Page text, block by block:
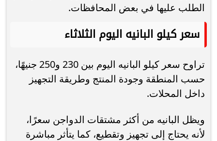
الطلب عليها في بعض المحافظات.
سعر كيلو البانيه اليوم الثلاثاء
تراوح سعر كيلو البانيه اليوم بين 230 و250 جنيهًا،
حسب المنطقة وجودة المنتج وطريقة التجهيز
داخل المحلات.
ويظل البانيه من أكثر مشتقات الدواجن سعرًا،
لأنه يحتاج إلى تجهيز وتقطيع، كما يتأثر مباشرة